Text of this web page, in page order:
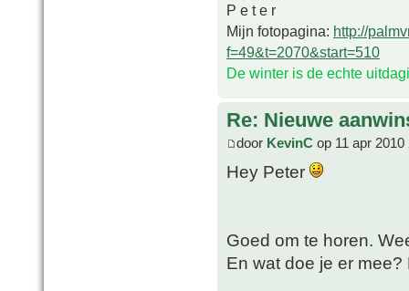
P e t e r
Mijn fotopagina: http://
f=49&t=2070&start=510
De winter is de echte
Re: Nieuwe
door KevinC op 11 apr 2010
Hey Peter
Goed om te horen.
En wat doe je er